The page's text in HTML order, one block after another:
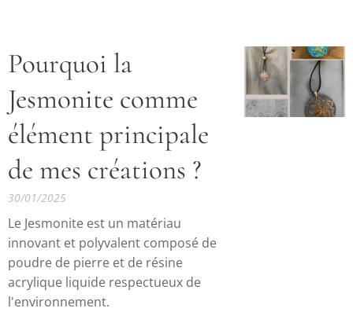
Pourquoi la
Jesmonite comme
élément principale
de mes créations ?
30/01/2025
Le Jesmonite est un matériau
innovant et polyvalent composé de
poudre de pierre et de résine
acrylique liquide respectueux de
l'environnement.